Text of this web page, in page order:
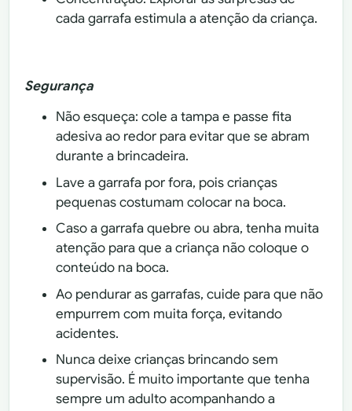
cada garrafa estimula a atenção da criança.
Segurança
Não esqueça: cole a tampa e passe fita
adesiva ao redor para evitar que se abram
durante a brincadeira.
Lave a garrafa por fora, pois crianças
pequenas costumam colocar na boca.
Caso a garrafa quebre ou abra, tenha muita
atenção para que a criança não coloque o
conteúdo na boca.
Ao pendurar as garrafas, cuide para que não
empurrem com muita força, evitando
acidentes.
Nunca deixe crianças brincando sem
supervisão. É muito importante que tenha
sempre um adulto acompanhando a